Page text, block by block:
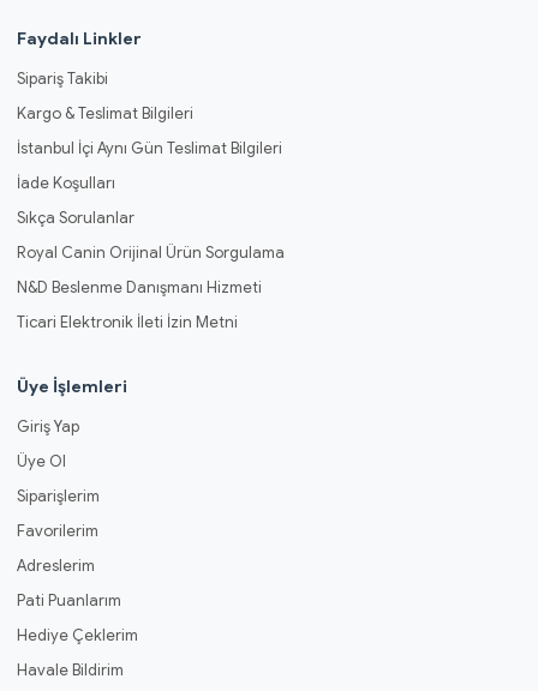
Faydalı Linkler
Sipariş Takibi
Kargo & Teslimat Bilgileri
İstanbul İçi Aynı Gün Teslimat Bilgileri
İade Koşulları
Sıkça Sorulanlar
Royal Canin Orijinal Ürün Sorgulama
N&D Beslenme Danışmanı Hizmeti
Ticari Elektronik İleti İzin Metni
Üye İşlemleri
Giriş Yap
Üye Ol
Siparişlerim
Favorilerim
Adreslerim
Pati Puanlarım
Hediye Çeklerim
Havale Bildirim